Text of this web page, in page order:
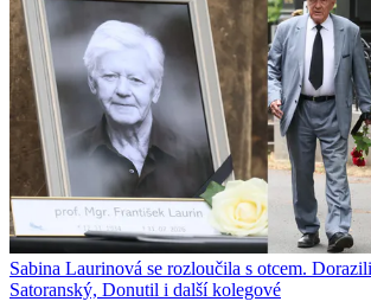
Sabina Laurinová se rozloučila s otcem.
Satoranský, Donutil i další kolegové